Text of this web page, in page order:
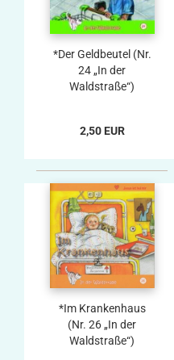
*Der Geldbeutel (Nr.
24 „In der
Waldstraße“)
2,50 EUR
*Im Krankenhaus
(Nr. 26 „In der
Waldstraße“)